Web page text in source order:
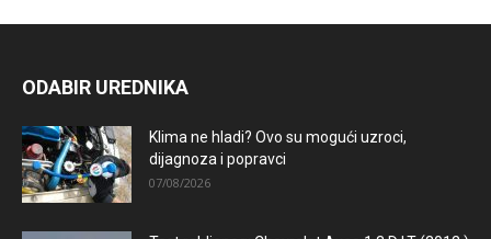
ODABIR UREDNIKA
Klima ne hladi? Ovo su mogući uzroci,
dijagnoza i popravci
07/08/2026